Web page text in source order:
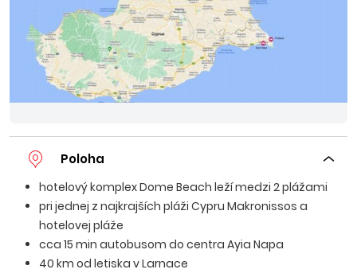
Poloha
hotelový komplex Dome Beach leží medzi 2 plážami
pri jednej z najkrajších pláži Cypru Makronissos a
hotelovej pláže
cca 15 min autobusom do centra Ayia Napa
40 km od letiska v Larnace